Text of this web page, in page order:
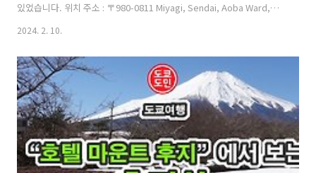
있었습니다. 위치 주소 : 〒980-0811 Miyagi, Sendai, Aoba Ward,
Ichibancho, 4 Chome−3−5 都ビル １F 영업시간 : 오전 11시 ~ 새벽 2
같습니다. 하지만, 센다이역 동쪽 출구에도 점포가 있습니다. 센다이역
동쪽출구에 있는 지점은 다음에 센다이에 가면 가봐야겠어요. 외관 라멘
스미다(らぁ麺すみ田)의 외관입니다. 큰도로가에 있는 작은 가게입니
다. 꽤 인기있는 가게여서인지 사람들이 줄을 서 있었어요. 가게로 들어
가면 먼저 식권 발매기에서 식권을 구입합..
2024. 2. 10.